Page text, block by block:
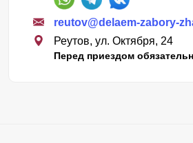
reutov@delaem-zabory-
Реутов, ул. Октября, 24
Перед приездом